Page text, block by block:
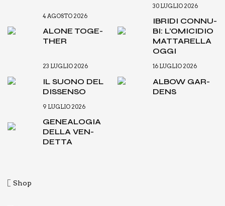
4 AGOSTO 2026
ALO­NE TOGE­
THER
30 LUGLIO 2026
IBRI­DI CON­NU­
BI: L’O­MI­CI­DIO
MAT­TA­REL­LA
OGGI
23 LUGLIO 2026
IL SUO­NO DEL
DIS­SEN­SO
16 LUGLIO 2026
ALBOW GAR­
DENS
9 LUGLIO 2026
GENEA­LO­GIA
DEL­LA VEN­
DET­TA
Shop